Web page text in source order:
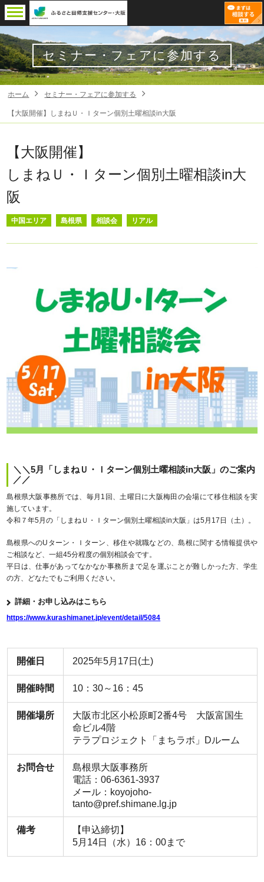
セミナー・フェアに参加する
ホーム セミナー・フェアに参加する
【大阪開催】しまねＵ・Ｉターン個別土曜相談in大阪
【大阪開催】
しまねＵ・Ｉターン個別土曜相談in大
阪
中国エリア 島根県 相談会 リアル
＼＼5月「しまねＵ・Ｉターン個別土曜相談in大阪」のご案内
／／
島根県大阪事務所では、毎月1回、土曜日に大阪梅田の会場にて移住相談を実
施しています。
令和７年5月の「しまねＵ・Ｉターン個別土曜相談in大阪」は5月17日（土）。
島根県へのUターン・Ｉターン、移住や就職などの、島根に関する情報提供や
ご相談など、一組45分程度の個別相談会です。
平日は、仕事があってなかなか事務所まで足を運ぶことが難しかった方、学生
の方、どなたでもご利用ください。
詳細・お申し込みはこちら
https://www.kurashimanet.jp/event/detail/5084
開催日 2025年5月17日(土)
開催時間 10：30～16：45
開催場所
大阪市北区小松原町2番4号 大阪富国生
命ビル4階
テラプロジェクト「まちラボ」Dルーム
お問合せ
島根県大阪事務所
電話：06-6361-3937
メール：koyojoho-
tanto@pref.shimane.lg.jp
備考
【申込締切】
5月14日（水）16：00まで